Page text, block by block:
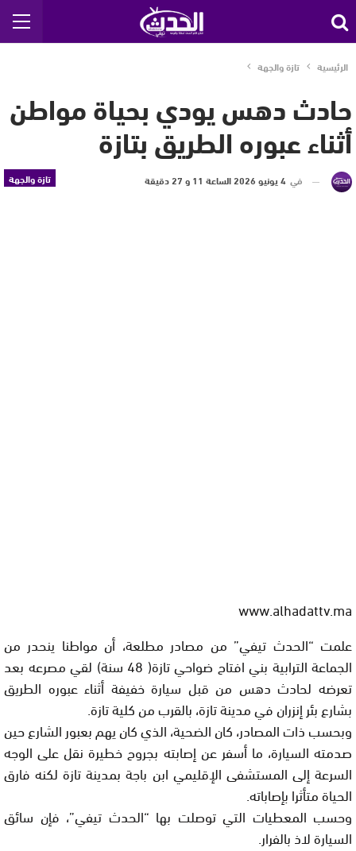
الرئيسية تازة والجهة
حادث دهس يودي بحياة مواطن
أثناء عبوره الطريق بتازة
تازة والجهة في 4 يونيو 2026 الساعة 11 و 27 دقيقة
www.alhadattv.ma
علمت “الحدث تيفي” من مصادر مطلعة، أن مواطنا ينحدر من
الجماعة الترابية بني افتاح ضواحي تازة( 48 سنة) لقي مصرعه بعد
تعرضه لحادث دهس من قبل سيارة خفيفة أثناء عبوره الطريق
بشارع بئر إنزران في مدينة تازة، بالقرب من كلية تازة.
وبحسب ذات المصادر، كان الضحية، الذي كان يهم بعبور الشارع حين
صدمته السيارة، ما أسفر عن إصابته بجروح خطيرة نقل على الوجه
السرعة إلى المستشفى الإقليمي ابن باجة بمدينة تازة لكنه فارق
الحياة متأثرا بإصاباته.
وحسب المعطيات التي توصلت بها “الحدث تيفي”، فإن سائق
السيارة لاذ بالفرار.